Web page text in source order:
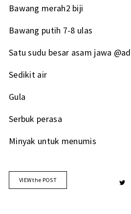
Bawang merah2 biji
Bawang putih 7-8 ulas
Satu sudu besar asam jawa
Sedikit air
Gula
Serbuk perasa
Minyak untuk menumis
VIEW the POST